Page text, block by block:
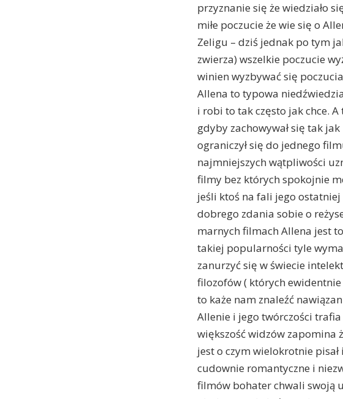
przyznanie się że wiedziało
miłe poczucie że wie się o
Zeligu – dziś jednak po tym
zwierza) wszelkie poczucie
winien wyzbywać się
Allena to typowa
i robi to tak często jak chce.
gdyby zachowywał się tak
ograniczył się do jednego
najmniejszych wątpliwości
filmy bez których spokojnie
jeśli ktoś na fali jego ostatniej
dobrego zdania sobie o
marnych filmach Allena jest
takiej popularności tyle
zanurzyć się w świecie
filozofów ( których
to każe nam znaleźć
Allenie i jego twórczości
większość widzów zapomina
jest o czym wielokrotnie
cudownie romantyczne i
filmów bohater chwali swoją